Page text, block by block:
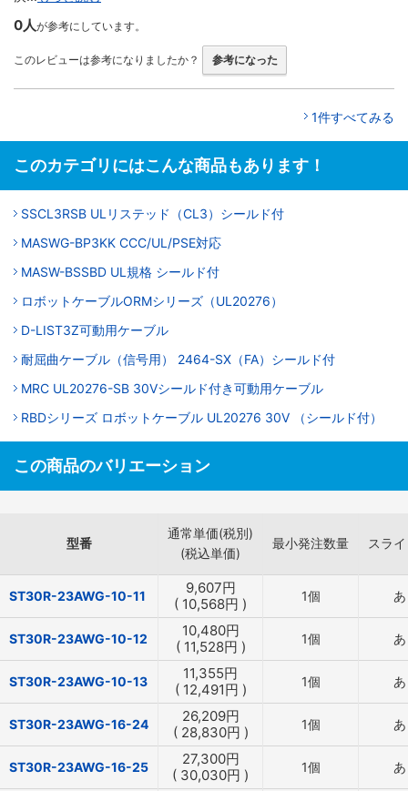
0人が参考にしています。
このレビューは参考になりましたか？ 参考になった
1件すべてみる
このカテゴリにはこんな商品もあります！
SSCL3RSB ULリステッド（CL3）シールド付
MASWG-BP3KK CCC/UL/PSE対応
MASW-BSSBD UL規格 シールド付
ロボットケーブルORMシリーズ（UL20276）
D-LIST3Z可動用ケーブル
耐屈曲ケーブル（信号用） 2464-SX（FA）シールド付
MRC UL20276-SB 30Vシールド付き可動用ケーブル
RBDシリーズ ロボットケーブル UL20276 30V （シールド付）
この商品のバリエーション
型番
通常単価(税別)
(税込単価)
最小発注数量 スラ
ST30R-23AWG-10-11 9,607円
( 10,568円 ) 1個
ST30R-23AWG-10-12 10,480円
( 11,528円 ) 1個
ST30R-23AWG-10-13 11,355円
( 12,491円 ) 1個
ST30R-23AWG-16-24 26,209円
( 28,830円 ) 1個
ST30R-23AWG-16-25 27,300円
( 30,030円 ) 1個